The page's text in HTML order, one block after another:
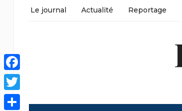
Le journal Actualité Reportage
Facebook
Twitter